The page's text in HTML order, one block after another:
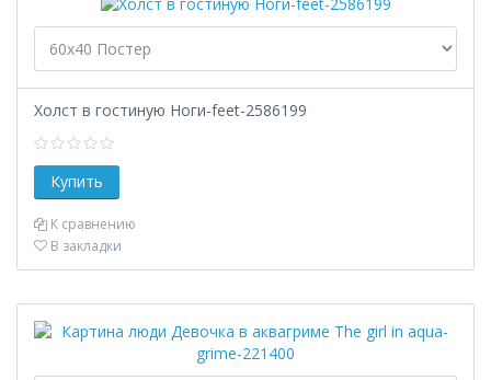
Холст в гостиную Ноги-feet-2586199
К сравнению
В закладки